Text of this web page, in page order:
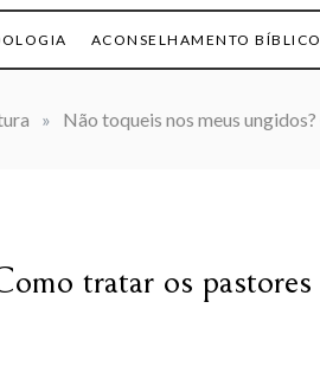
ACONSELHAMENTO BÍBLICO
» Não toqueis nos meus
tratar os pastores